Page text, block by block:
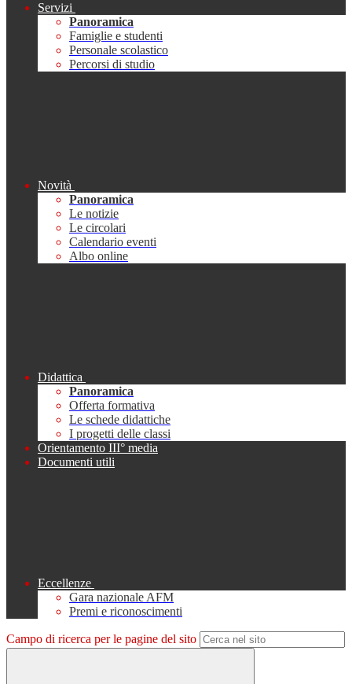
Servizi
Panoramica
Famiglie e studenti
Personale scolastico
Percorsi di studio
Novità
Panoramica
Le notizie
Le circolari
Calendario eventi
Albo online
Didattica
Panoramica
Offerta formativa
Le schede didattiche
I progetti delle classi
Orientamento III° media
Documenti utili
Eccellenze
Gara nazionale AFM
Premi e riconoscimenti
Campo di ricerca per le pagine del sito